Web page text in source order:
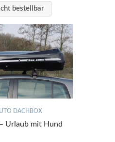
bestellbar
DACHBOX
Urlaub mit Hund